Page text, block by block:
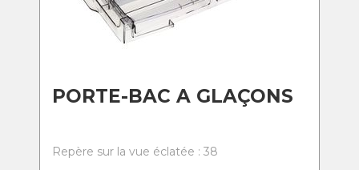
PORTE-BAC A GLAÇONS
Repère sur la vue éclatée : 38